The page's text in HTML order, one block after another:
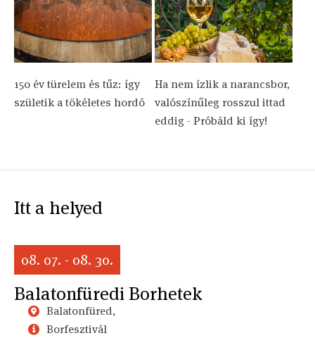
150 év türelem és tűz: így
születik a tökéletes hordó
Ha nem ízlik a narancsbor,
valószínűleg rosszul ittad
eddig - Próbáld ki így!
Itt a helyed
08. 07. - 08. 30.
Balatonfüredi Borhetek
Balatonfüred,
Borfesztivál